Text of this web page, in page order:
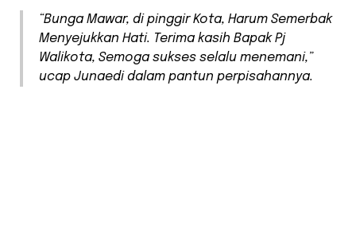
“Bunga Mawar, di pinggir Kota, Harum Semerbak
Menyejukkan Hati. Terima kasih Bapak Pj
Walikota, Semoga sukses selalu menemani,”
ucap Junaedi dalam pantun perpisahannya.